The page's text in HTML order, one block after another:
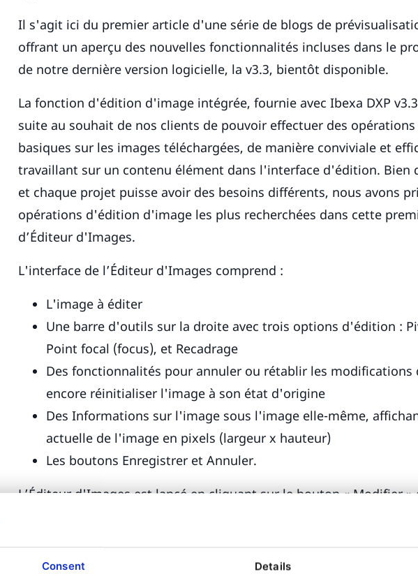
Consent Details
Il s'agit ici du premier article d'une série de blogs de
offrant un aperçu des nouvelles fonctionnalités incluses dans le
de notre dernière version logicielle, la v3.3, bientôt disponible.
La fonction d'édition d'image intégrée, fournie avec Ibexa DXP
suite au souhait de nos clients de pouvoir effectuer des
basiques sur les images téléchargées, de manière conviviale et
travaillant sur un contenu élément dans l'interface d'édition. Bien
et chaque projet puisse avoir des besoins différents, nous avons
opérations d'édition d'image les plus recherchées dans cette
d’Éditeur d'Images.
L'interface de l’Éditeur d'Images comprend :
L'image à éditer
Une barre d'outils sur la droite avec trois options d'édition :
Point focal (focus), et Recadrage
Des fonctionnalités pour annuler ou rétablir les modifications
encore réinitialiser l'image à son état d'origine
Des Informations sur l'image sous l'image elle-même,
actuelle de l'image en pixels (largeur x hauteur)
Les boutons Enregistrer et Annuler.
L’Éditeur d'Images est lancé en cliquant sur le bouton « Modifier »